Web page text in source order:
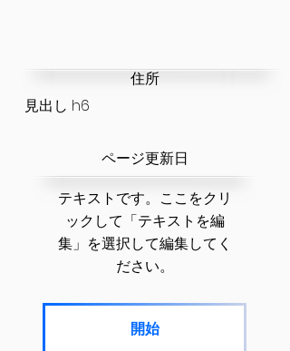
​住所
見出し h6
​ページ更新日
テキストです。ここをクリ
ックして「テキストを編
集」を選択して編集してく
ださい。
開始